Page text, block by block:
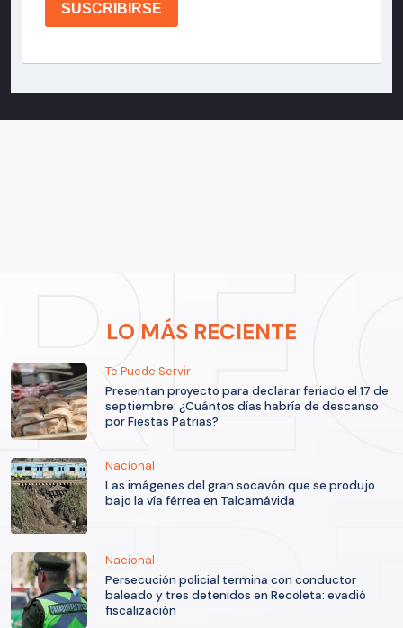
SUSCRIBIRSE
LO MÁS RECIENTE
Te Puede Servir
Presentan proyecto para declarar feriado el 17 de
septiembre: ¿Cuántos días habría de descanso
por Fiestas Patrias?
Nacional
Las imágenes del gran socavón que se produjo
bajo la vía férrea en Talcamávida
Nacional
Persecución policial termina con conductor
baleado y tres detenidos en Recoleta: evadió
fiscalización